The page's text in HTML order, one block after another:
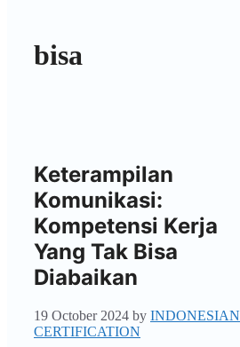
bisa
Keterampilan
Komunikasi:
Kompetensi Kerja
Yang Tak Bisa
Diabaikan
19 October 2024 by INDONESIAN
CERTIFICATION